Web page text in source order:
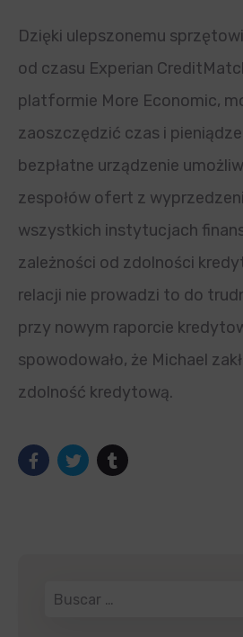
Dzięki ulepszonemu
od czasu Experian
platformie More Economic,
zaoszczędzić czas i
bezpłatne urządzenie
zespołów ofert z
wszystkich instytucjach
zależności od zdolności
relacji nie prowadzi to do
przy nowym raporcie
spowodowało, że Michael
zdolność kredytową.